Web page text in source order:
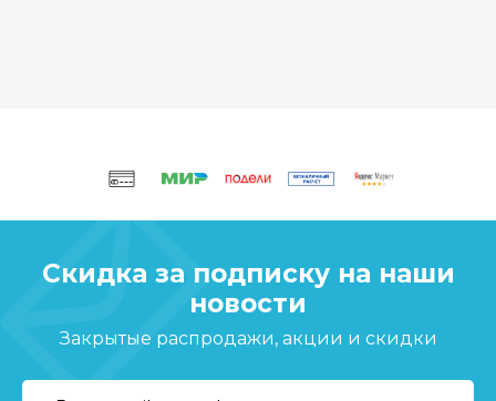
Скидка за подписку на наши
новости
Закрытые распродажи, акции и скидки